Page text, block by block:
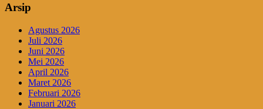
Arsip
Agustus 2026
Juli 2026
Juni 2026
Mei 2026
April 2026
Maret 2026
Februari 2026
Januari 2026